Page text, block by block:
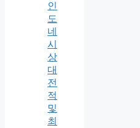
인
도
네
시
상
대
전
적
및
최